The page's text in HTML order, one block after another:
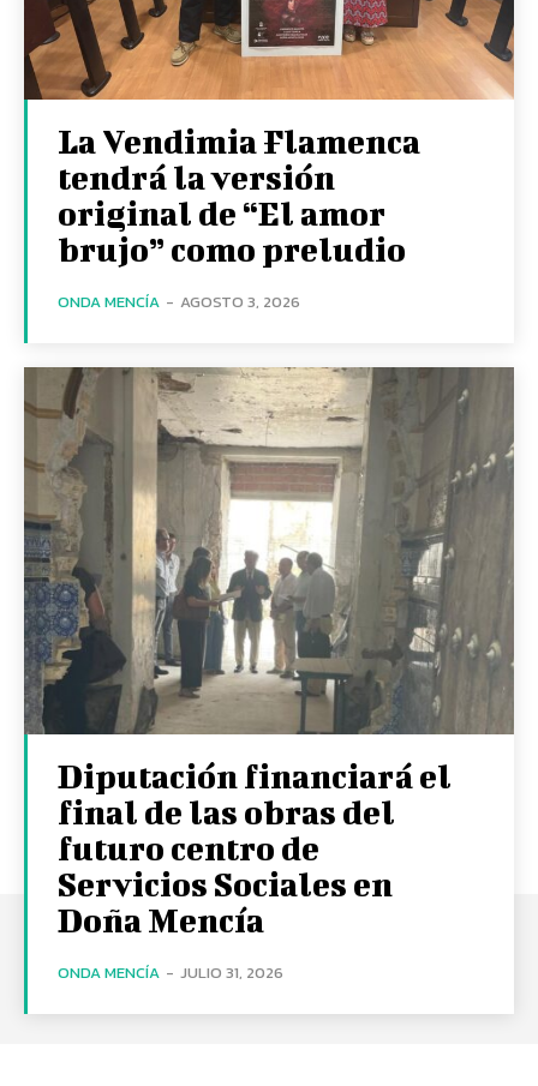
La Vendimia Flamenca
tendrá la versión
original de “El amor
brujo” como preludio
ONDA MENCÍA - AGOSTO 3, 2026
Diputación financiará el
final de las obras del
futuro centro de
Servicios Sociales en
Doña Mencía
ONDA MENCÍA - JULIO 31, 2026